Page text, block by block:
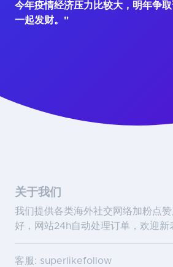
今年疫情经济压力比较大，明年争取
一起发财。"
关于我们
我们提供各类海外社交网络加粉点
好，网站24h自动处理订单，欢迎新
客服: superlikefollow